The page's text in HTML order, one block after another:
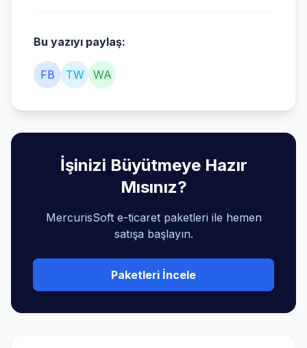
Bu yazıyı paylaş:
FB TW WA
İşinizi Büyütmeye Hazır
Mısınız?
MercurisSoft e-ticaret paketleri ile hemen
satışa başlayın.
Paketleri İncele